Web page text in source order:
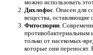
можно использовать
Дихлофос . Опасен для
вещества, оставляющие
Фитоспорин .
только от насекомых-
которые они переносят.